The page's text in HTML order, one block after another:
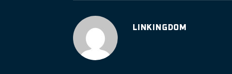
LINKINGDOM